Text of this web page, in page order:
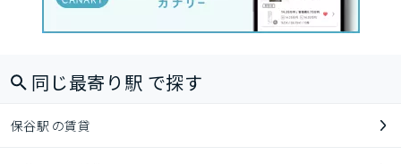
同じ最寄り駅 で探す
保谷駅 の賃貸